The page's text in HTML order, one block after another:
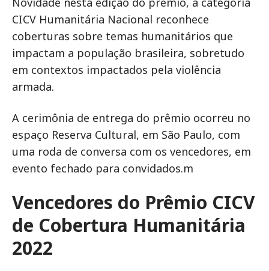
CICV Humanitária Nacional reconhece
coberturas sobre temas humanitários que
impactam a população brasileira, sobretudo
em contextos impactados pela violência
armada.
A cerimônia de entrega do prêmio ocorreu no
espaço Reserva Cultural, em São Paulo, com
uma roda de conversa com os vencedores, em
evento fechado para convidados.m
Vencedores do Prêmio CICV
de Cobertura Humanitária
2022